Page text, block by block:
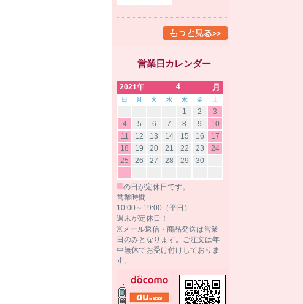
営業日カレンダー
2021年 4 月
日 月 火 水 木 金 土
1 2
3
4
5 6 7 8 9
10
11
12 13 14 15 16
17
18
19 20 21 22 23
24
25
26 27 28 29 30
■の日が定休日です。
営業時間
10:00～19:00（平日）
週末が定休日！
※メール返信・商品発送は営業
日のみとなります。ご注文は年
中無休でお受け付けしておりま
す。